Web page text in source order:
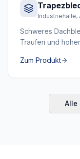
Industriehalle,
Schweres
Traufen und
Zum Produkt
Alle